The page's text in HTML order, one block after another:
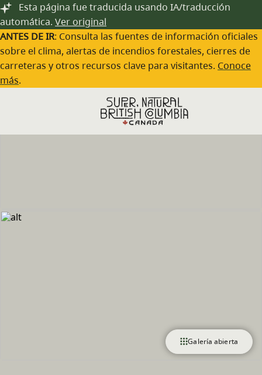
Saltar al contenido principal
Esta página fue traducida usando IA/traducción
automática. Ver original
ANTES DE IR: Consulta las fuentes de información oficiales
sobre el clima, alertas de incendios forestales, cierres de
carreteras y otros recursos clave para visitantes. Conoce
más.
Galería abierta